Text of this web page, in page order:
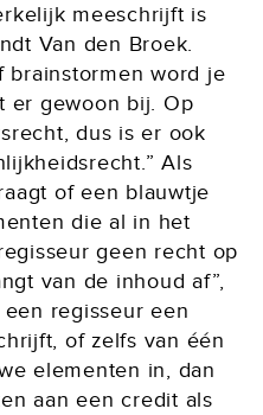
meeschrijft is
Van den Broek.
brainstormen word je
er gewoon bij. Op
dus is er ook
Als
of een blauwtje
die al in het
geen recht op
van de inhoud af”,
regisseur een
of zelfs van één
elementen in, dan
aan een credit als